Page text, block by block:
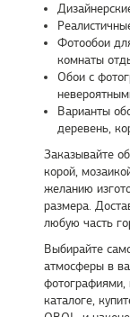
Фотообои
комнаты
Обои с
Варианты
деревень,
Заказывайте
корой,
желанию
размера.
любую часть
Выбирайте
атмосферы в
каталоге,